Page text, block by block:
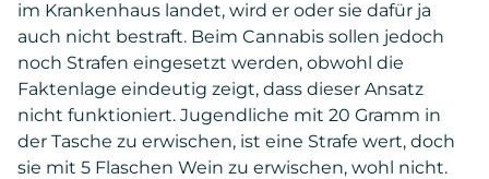
im Krankenhaus landet, wird er oder sie dafür ja
auch nicht bestraft. Beim Cannabis sollen jedoch
noch Strafen eingesetzt werden, obwohl die
Faktenlage eindeutig zeigt, dass dieser Ansatz
nicht funktioniert. Jugendliche mit 20 Gramm in
der Tasche zu erwischen, ist eine Strafe wert, doch
sie mit 5 Flaschen Wein zu erwischen, wohl nicht.